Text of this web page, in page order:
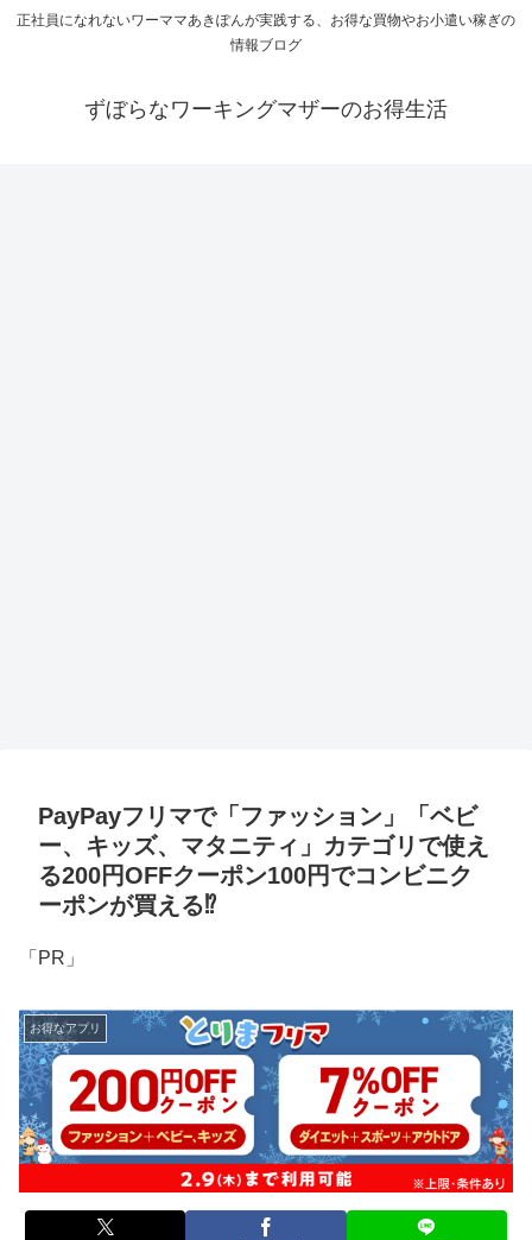
正社員になれないワーママあきぽんが実践する、お得な買物やお小遣い稼ぎの
情報ブログ
ずぼらなワーキングマザーのお得生活
PayPayフリマで「ファッション」「ベビ
ー、キッズ、マタニティ」カテゴリで使え
る200円OFFクーポン100円でコンビニク
ーポンが買える⁉
「PR」
お得なアプリ